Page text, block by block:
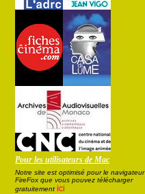
Pour les utilisateurs de Mac
Notre site est optimisé pour le navigateur
FireFox que vous pouvez télécharger
gratuitement ici